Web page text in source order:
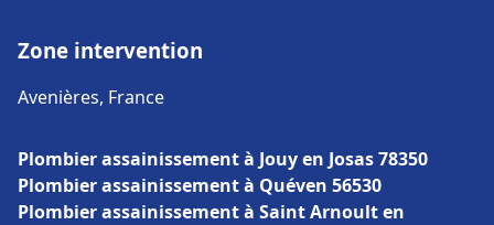
Zone intervention
Avenières, France
Plombier assainissement à Jouy en Josas 78350
Plombier assainissement à Quéven 56530
Plombier assainissement à Saint Arnoult en